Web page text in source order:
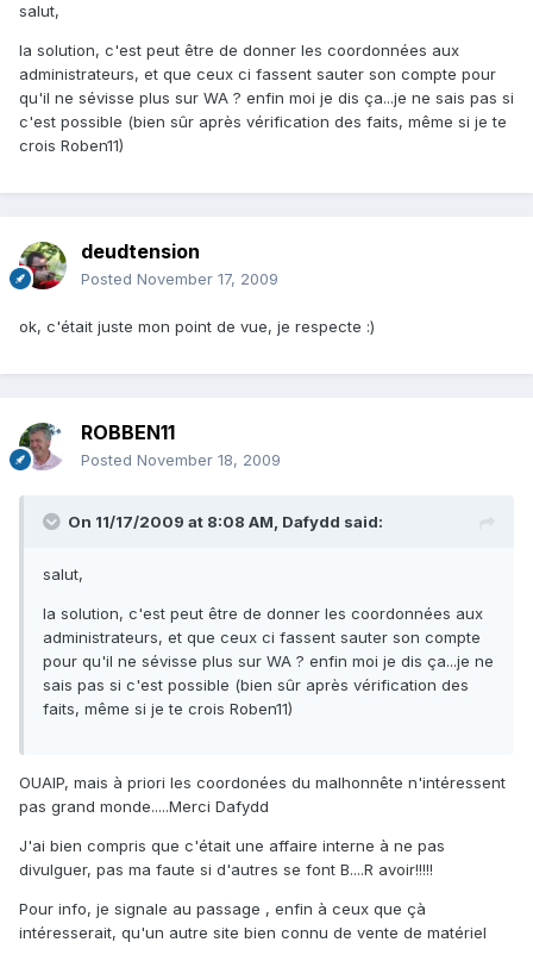
salut,
la solution, c'est peut être de donner les coordonnées aux
administrateurs, et que ceux ci fassent sauter son compte pour
qu'il ne sévisse plus sur WA ? enfin moi je dis ça...je ne sais pas si
c'est possible (bien sûr après vérification des faits, même si je te
crois Roben11)
deudtension
Posted November 17, 2009
ok, c'était juste mon point de vue, je respecte :)
ROBBEN11
Posted November 18, 2009
On 11/17/2009 at 8:08 AM, Dafydd said:
salut,
la solution, c'est peut être de donner les coordonnées aux
administrateurs, et que ceux ci fassent sauter son compte
pour qu'il ne sévisse plus sur WA ? enfin moi je dis ça...je ne
sais pas si c'est possible (bien sûr après vérification des
faits, même si je te crois Roben11)
OUAIP, mais à priori les coordonées du malhonnête n'intéressent
pas grand monde.....Merci Dafydd
J'ai bien compris que c'était une affaire interne à ne pas
divulguer, pas ma faute si d'autres se font B....R avoir!!!!!
Pour info, je signale au passage , enfin à ceux que çà
intéresserait, qu'un autre site bien connu de vente de matériel